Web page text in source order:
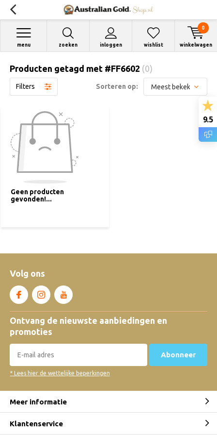
zoeken inloggen
menu wishlist winkelwagen
0
Producten getagd met #FF6602 (0)
Filters Sorteren op:
Geen producten
gevonden!...
Volg ons
Ontvang de nieuwste aanbiedingen en
promoties
Abonneer
* Lees hier de wettelijke beperkingen
Meer informatie
Klantenservice
9.5